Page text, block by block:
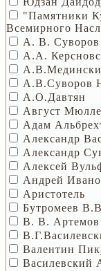
"Памятники
Всемирного
А. В. Суворов
А.А.
А.В.Суворов
А.О.Давтян
Август
Адам
Александр
Александр
Алексей
Андрей
Аристотель
Бутромеев
В. В. Артемов
Валентин
Василевский